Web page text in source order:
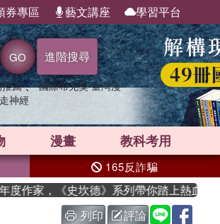
券專區 藝文講座 學習平台
GO 進階搜尋
薦 、 國際布克獎 臺灣漫
神經
漫畫 教科考用
165反詐騙
家，《史坎德》系列帶你踏上熱血奇幻旅程
列印 評論